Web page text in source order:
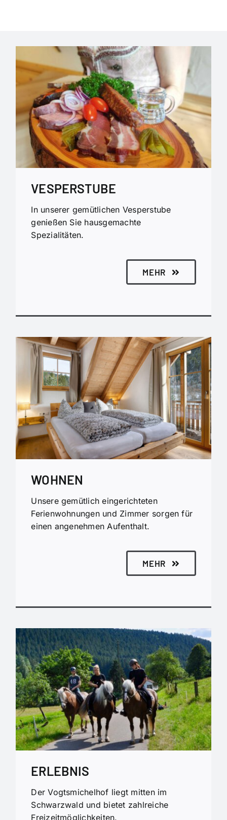
VESPERSTUBE
In unserer gemütlichen Vesperstube
genießen Sie hausgemachte
Spezialitäten.
MEHR
WOHNEN
Unsere gemütlich eingerichteten
Ferienwohnungen und Zimmer sorgen für
einen angenehmen Aufenthalt.
MEHR
ERLEBNIS
Der Vogtsmichelhof liegt mitten im
Schwarzwald und bietet zahlreiche
Freizeitmöglichkeiten.